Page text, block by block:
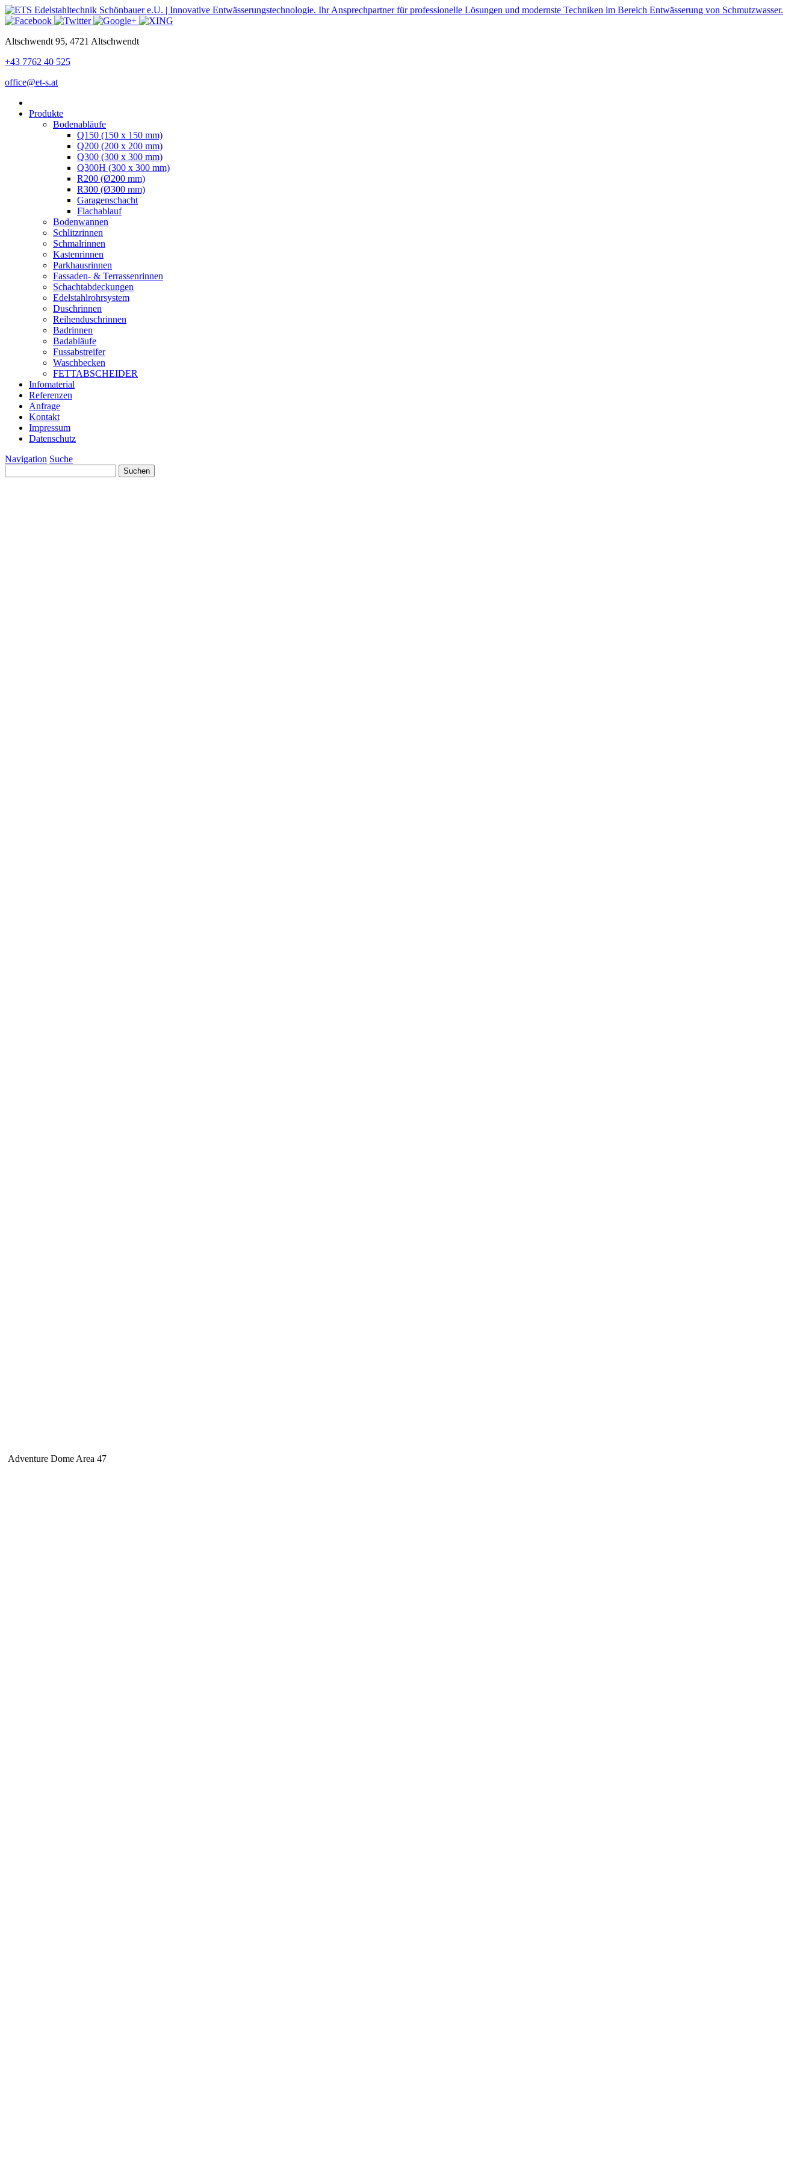
Altschwendt 95, 4721 Altschwendt
+43 7762 40 525
office@et-s.at
Produkte
Bodenabläufe
Q150 (150 x 150 mm)
Q200 (200 x 200 mm)
Q300 (300 x 300 mm)
Q300H (300 x 300 mm)
R200 (Ø200 mm)
R300 (Ø300 mm)
Garagenschacht
Flachablauf
Bodenwannen
Schlitzrinnen
Schmalrinnen
Kastenrinnen
Parkhausrinnen
Fassaden- & Terrassenrinnen
Schachtabdeckungen
Edelstahlrohrsystem
Duschrinnen
Reihenduschrinnen
Badrinnen
Badabläufe
Fussabstreifer
Waschbecken
FETTABSCHEIDER
Infomaterial
Referenzen
Anfrage
Kontakt
Impressum
Datenschutz
Navigation Suche
nach:
Adventure Dome Area 47